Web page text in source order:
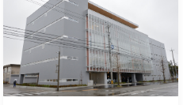
用者の安全・安心をサポ
ート。